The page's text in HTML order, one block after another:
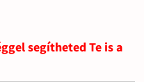
segítheted Te is a